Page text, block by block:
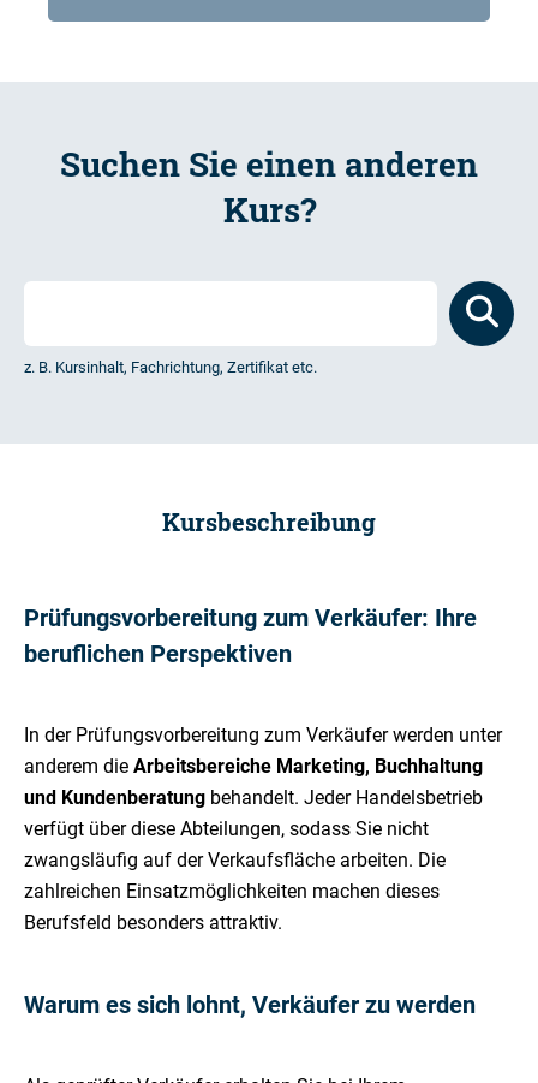
Suchen Sie einen anderen
Kurs?
z. B. Kursinhalt, Fachrichtung, Zertifikat etc.
Kursbeschreibung
Prüfungsvorbereitung zum Verkäufer: Ihre
beruflichen Perspektiven
In der Prüfungsvorbereitung zum Verkäufer werden unter
anderem die Arbeitsbereiche Marketing, Buchhaltung
und Kundenberatung behandelt. Jeder Handelsbetrieb
verfügt über diese Abteilungen, sodass Sie nicht
zwangsläufig auf der Verkaufsfläche arbeiten. Die
zahlreichen Einsatzmöglichkeiten machen dieses
Berufsfeld besonders attraktiv.
Warum es sich lohnt, Verkäufer zu werden